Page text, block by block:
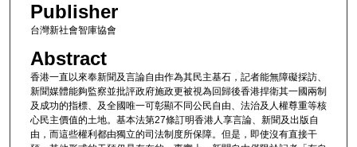
Publisher
台灣新社會智庫協會
Abstract
香港一直以來奉新聞及言論自由作為其民主基石，記者能無障礙採訪、
新聞媒體能夠監察並批評政府施政更被視為回歸後香港捍衛其一國兩制
及成功的指標、及全國唯一可彰顯不同公民自由、法治及人權尊重等核
心民主價值的土地。基本法第27條訂明香港人享言論、新聞及出版自
由，而這些權利都由獨立的司法制度所保障。但是，即使沒有直接干